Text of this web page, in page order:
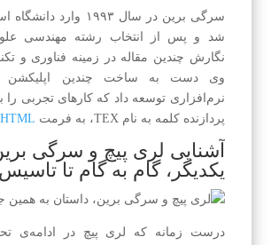
سرگی برین در سال ۱۹۹۳ وارد
شد و پس از انتخاب رشته مهندسی علوم
نگارش چندین مقاله در زمینه فناوری و
وی دست به ساخت چندین اپلیکشن
نرم‌افزاری توسعه داد که کارهای تجربی را
پردازنده کلمه به‌ نام TEX، به فرمت
HTML
آشنایی لری پیچ و سرگی
یکدیگر، گام به گام تا
درست زمانه که لری پیچ در ادامه‌ی